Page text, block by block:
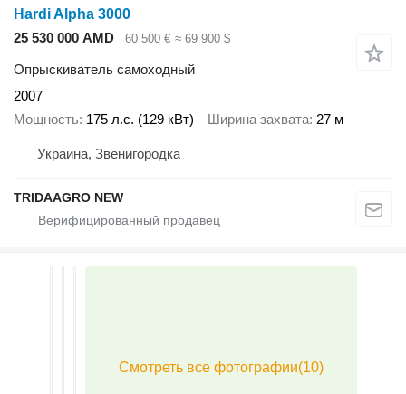
Hardi Alpha 3000
25 530 000 AMD
60 500 € ≈ 69 900 $
Опрыскиватель самоходный
2007
Мощность 175 л.с. (129 кВт) Ширина захвата 27 м
Украина, Звенигородка
TRIDAAGRO NEW